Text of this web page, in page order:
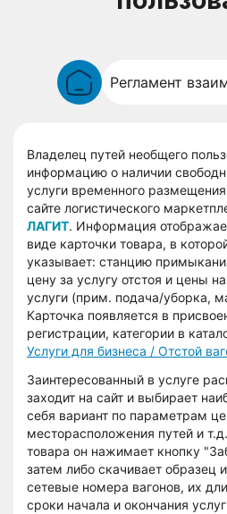
Владелец путей необщего
информацию о наличии
услуги временного
сайте логистического
ЛАГИТ. Информация
виде карточки товара, в
указывает: станцию
цену за услугу отстоя и цены
услуги (прим. подача/уборка,
Карточка появляется в
регистрации, категории в
Услуги для бизнеса / Отстой
Заинтересованный в услуге
заходит на сайт и выбирает
себя вариант по параметрам
месторасположения путей и
товара он нажимает кнопку
затем либо скачивает образец
сетевые номера вагонов, их
сроки начала и окончания